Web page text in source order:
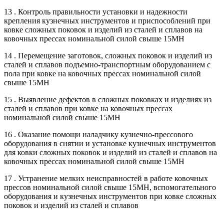
13 . Контроль правильности установки и надежности
крепления кузнечных инструментов и приспособлений при
ковке сложных поковок и изделий из сталей и сплавов на
ковочных прессах номинальной силой свыше 15МН
14 . Перемещение заготовок, сложных поковок и изделий из
сталей и сплавов подъемно-транспортным оборудованием с
пола при ковке на ковочных прессах номинальной силой
свыше 15МН
15 . Выявление дефектов в сложных поковках и изделиях из
сталей и сплавов при ковке на ковочных прессах
номинальной силой свыше 15МН
16 . Оказание помощи наладчику кузнечно-прессового
оборудования в снятии и установке кузнечных инструментов
для ковки сложных поковок и изделий из сталей и сплавов на
ковочных прессах номинальной силой свыше 15МН
17 . Устранение мелких неисправностей в работе ковочных
прессов номинальной силой свыше 15МН, вспомогательного
оборудования и кузнечных инструментов при ковке сложных
поковок и изделий из сталей и сплавов